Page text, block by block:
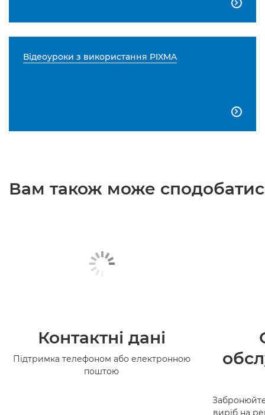

Відеоуроки з використання PIXMA

Вам також може
Контактні дані
Підтримка телефоном або електронною
поштою
виріб на